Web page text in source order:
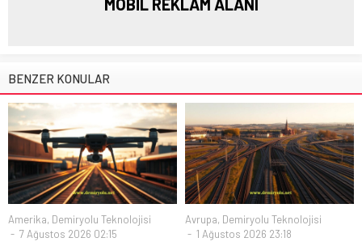
BENZER KONULAR
Amerika, Demiryolu Teknolojisi
7 Ağustos 2026 02:15
Avrupa, Demiryolu Teknolojisi
1 Ağustos 2026 23:18